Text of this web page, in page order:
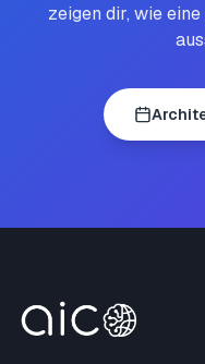
zeigen dir, wie